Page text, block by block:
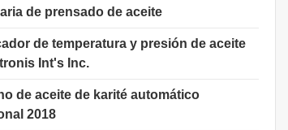
de prensado de aceite
de temperatura y presión de aceite
Int's Inc.
de aceite de karité automático
2018